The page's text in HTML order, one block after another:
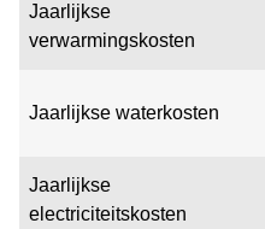
Jaarlijkse
verwarmingskosten
Jaarlijkse waterkosten
Jaarlijkse
electriciteitskosten